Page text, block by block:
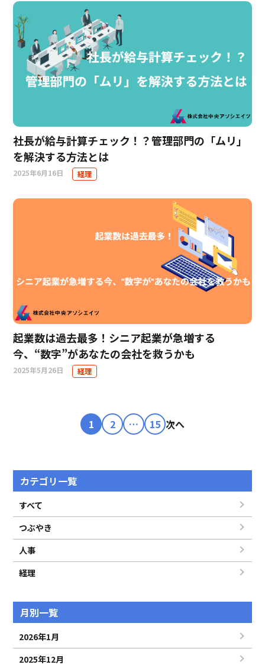
社長が給与計算チェック！？管理部門の「ムリ」
を解決する方法とは
2025年6月16日 経理
起業数は過去最多！シニア起業が急増する
今、“数字”があなたの会社を救うかも
2025年5月26日 経理
投
ナ
ビ
ゲ
ョ
ン
1 2 … 15 次へ
カテゴリ一覧
すべて
つぶやき
人事
経理
月別一覧
2026年1月
2025年12月